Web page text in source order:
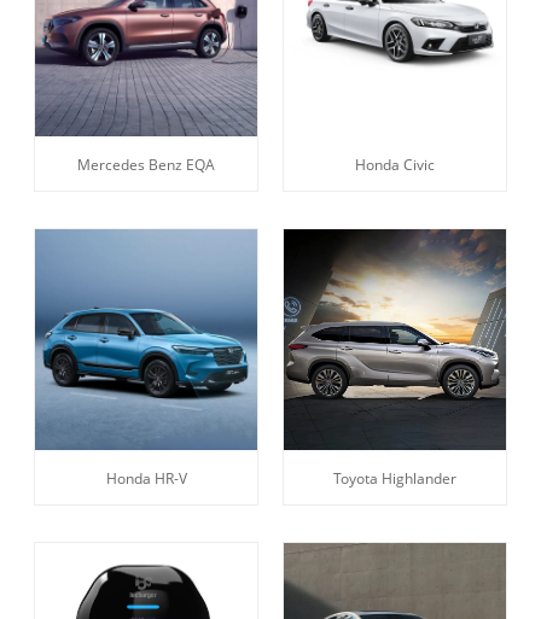
Mercedes Benz EQA Honda Civic
Honda HR-V Toyota Highlander